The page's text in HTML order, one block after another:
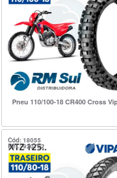
Pneu 110/100-18 CR400 Cross
Cód: 18055
Ref.: 920702